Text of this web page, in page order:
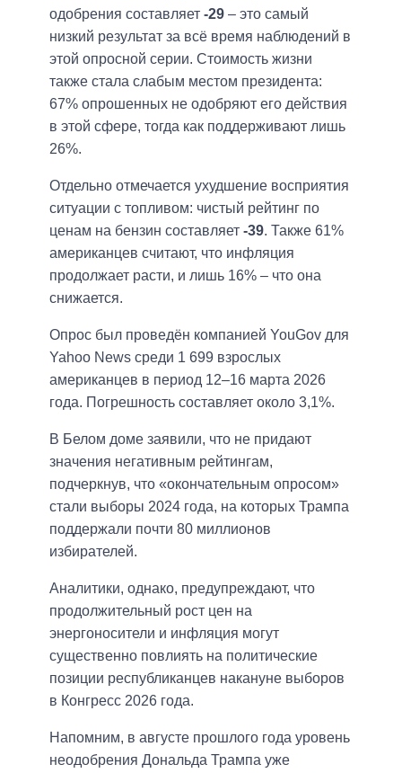
одобрения составляет -29 – это самый
низкий результат за всё время наблюдений в
этой опросной серии. Стоимость жизни
также стала слабым местом президента:
67% опрошенных не одобряют его действия
в этой сфере, тогда как поддерживают лишь
26%.
Отдельно отмечается ухудшение восприятия
ситуации с топливом: чистый рейтинг по
ценам на бензин составляет -39. Также 61%
американцев считают, что инфляция
продолжает расти, и лишь 16% – что она
снижается.
Опрос был проведён компанией YouGov для
Yahoo News среди 1 699 взрослых
американцев в период 12–16 марта 2026
года. Погрешность составляет около 3,1%.
В Белом доме заявили, что не придают
значения негативным рейтингам,
подчеркнув, что «окончательным опросом»
стали выборы 2024 года, на которых Трампа
поддержали почти 80 миллионов
избирателей.
Аналитики, однако, предупреждают, что
продолжительный рост цен на
энергоносители и инфляция могут
существенно повлиять на политические
позиции республиканцев накануне выборов
в Конгресс 2026 года.
Напомним, в августе прошлого года уровень
неодобрения Дональда Трампа уже